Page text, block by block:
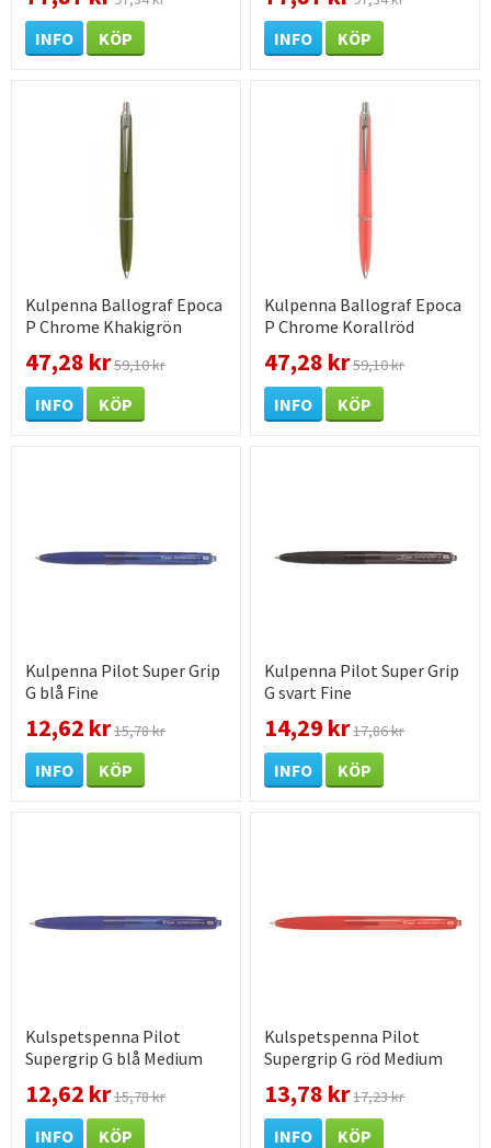
INFO KÖP INFO KÖP
Kulpenna Ballograf Epoca
P Chrome Khakigrön
47,28 kr59,10 kr
INFO KÖP
Kulpenna Ballograf Epoca
P Chrome Korallröd
47,28 kr59,10 kr
INFO KÖP
Kulpenna Pilot Super Grip
G blå Fine
12,62 kr15,78 kr
INFO KÖP
Kulpenna Pilot Super Grip
G svart Fine
14,29 kr17,86 kr
INFO KÖP
Kulspetspenna Pilot
Supergrip G blå Medium
12,62 kr15,78 kr
INFO KÖP
Kulspetspenna Pilot
Supergrip G röd Medium
13,78 kr17,23 kr
INFO KÖP